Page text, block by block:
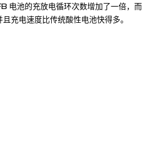
电池的充放电循环次数增加了一倍，
充电速度比传统酸性电池快得多。